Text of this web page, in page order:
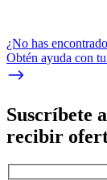
¿No has
Obtén ayuda con
Suscríbete
recibir